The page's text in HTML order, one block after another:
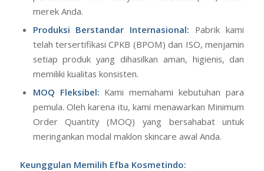
merek Anda.
Produksi Berstandar Internasional: Pabrik kami
telah tersertifikasi CPKB (BPOM) dan ISO, menjamin
setiap produk yang dihasilkan aman, higienis, dan
memiliki kualitas konsisten.
MOQ Fleksibel: Kami memahami kebutuhan para
pemula. Oleh karena itu, kami menawarkan Minimum
Order Quantity (MOQ) yang bersahabat untuk
meringankan modal maklon skincare awal Anda.
Keunggulan Memilih Efba Kosmetindo: